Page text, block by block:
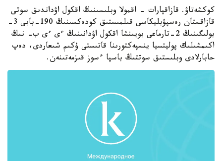
كوكشەتاۋ. قازاقپارات - اقمولا وبلىسىنىڭ اقكول اۋداندىق سوتى
قازاقستان رەسپۋبليكاسى قىلمىستىق كودەكسىنىڭ 190-بابى 3-
بولىگىنىڭ 2-تارماعى بويىنشا اقكول اۋدانىنىڭ ءى ءى ب- نىڭ
اكىمشىلىك پوليتسيا ينسپەكتورىنا قاتىستى ۇكىم شىعاردى، دەپ
حابارلادى وبلىستىق سوتتىڭ باسپا ءسوز قىزمەتىنەن.